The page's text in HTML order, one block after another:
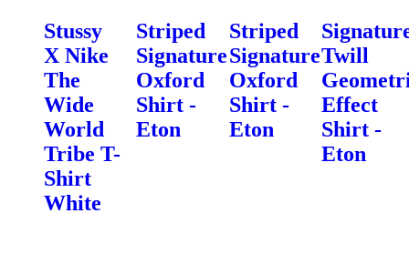
Stussy
X Nike
The
Wide
World
Tribe T-
Shirt
White
Striped
Signature
Oxford
Shirt -
Eton
Striped
Signature
Oxford
Shirt -
Eton
Twill
Effect
Shirt -
Eton